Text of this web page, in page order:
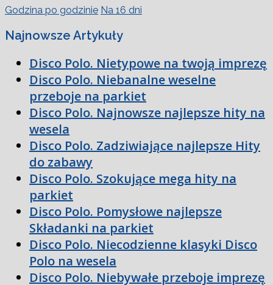
Godzina po godzinie Na 16 dni
Najnowsze Artykuły
Disco Polo. Nietypowe na twoją imprezę
Disco Polo. Niebanalne weselne
przeboje na parkiet
Disco Polo. Najnowsze najlepsze hity na
wesela
Disco Polo. Zadziwiające najlepsze Hity
do zabawy
Disco Polo. Szokujące mega hity na
parkiet
Disco Polo. Pomysłowe najlepsze
Składanki na parkiet
Disco Polo. Niecodzienne klasyki Disco
Polo na wesela
Disco Polo. Niebywałe przeboje imprezę